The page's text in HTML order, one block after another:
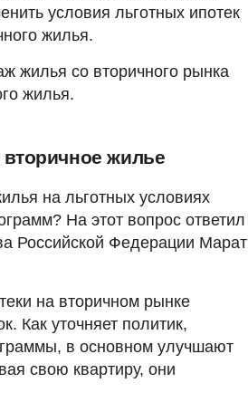
условия льготных ипотек
жилья.
жилья со вторичного рынка
жилья.
вторичное жилье
на льготных условиях
На этот вопрос ответил
Российской Федерации Марат
на вторичном рынке
Как уточняет политик,
в основном улучшают
свою квартиру, они